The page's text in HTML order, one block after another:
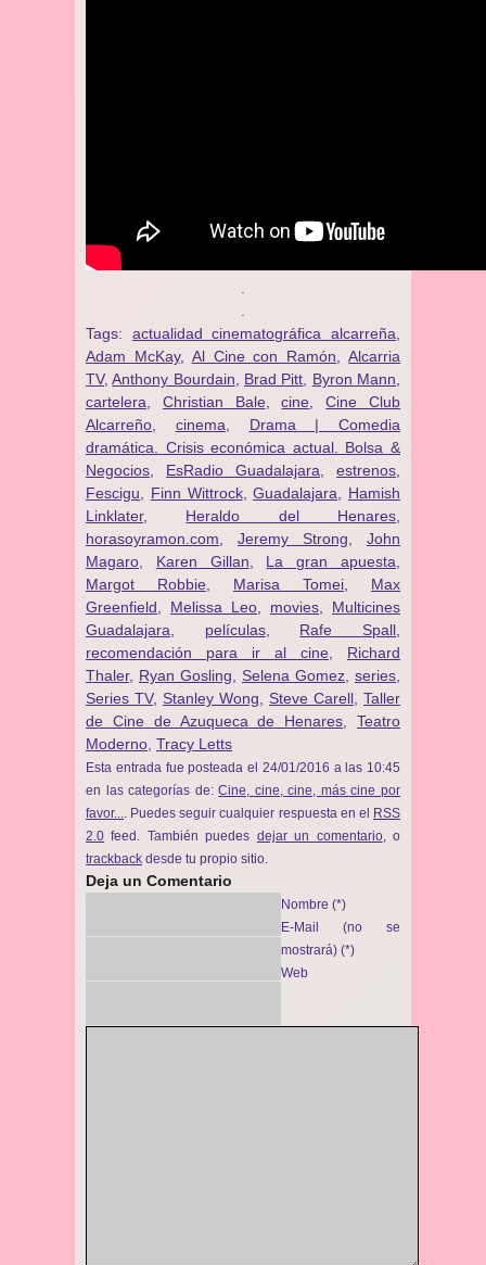
Tags: actualidad cinematográfica alcarreña
Adam McKay, Al Cine con Ramón ,Alcarria
TV,Anthony Bourdain Brad Pitt Byron Mann
cartelera
Christian Bale ,cine ,Cine Club
Alcarreño
cinema
Drama | Comedia
dramática. Crisis económica actual. Bolsa &
Negocios
EsRadio Guadalajara estrenos
Fescigu
Finn Wittrock,Guadalajara
Hamish
Linklater, Heraldo del Henares
horasoyramon.com
Jeremy Strong
John
Magaro
Karen Gillan La gran apuesta
Margot Robbie
Marisa Tomei
Max
Greenfield
Melissa Leo movies
Multicines
Guadalajara
películas, Rafe Spall
recomendación para ir al cine
Richard
Thaler, Ryan Gosling Selena Gomez series
Series TV, Stanley Wong Steve Carell Taller
de Cine de Azuqueca de Henares ,Teatro
Moderno Tracy Letts
Esta entrada fue posteada el 24/01/2016 a las 10:45
en las categorías de:Cine, cine, cine, más cine por
favor...
. Puedes seguir cualquier respuesta en el RSS
2.0 feed. También puedes dejar un comentario, o
trackback desde tu propio sitio.
Deja un Comentario
Nombre (*)
E-Mail (no se
mostrará) (*)
Web